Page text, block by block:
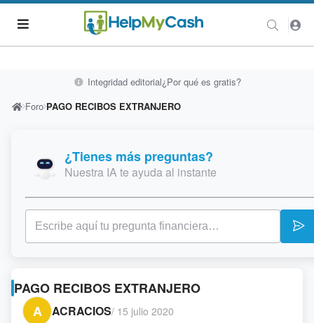
Integridad editorial¿Por qué es gratis?
Foro PAGO RECIBOS EXTRANJERO
¿Tienes más preguntas?
Nuestra IA te ayuda al instante
PAGO RECIBOS EXTRANJERO
A
ACRACIOS/ 15 julio 2020